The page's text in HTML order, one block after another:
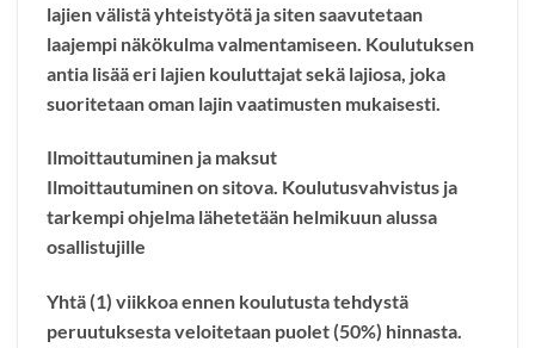
lajien välistä yhteistyötä ja siten saavutetaan
laajempi näkökulma valmentamiseen. Koulutuksen
antia lisää eri lajien kouluttajat sekä lajiosa, joka
suoritetaan oman lajin vaatimusten mukaisesti.
Ilmoittautuminen ja maksut
Ilmoittautuminen on sitova. Koulutusvahvistus ja
tarkempi ohjelma lähetetään helmikuun alussa
osallistujille
Yhtä (1) viikkoa ennen koulutusta tehdystä
peruutuksesta veloitetaan puolet (50%) hinnasta.